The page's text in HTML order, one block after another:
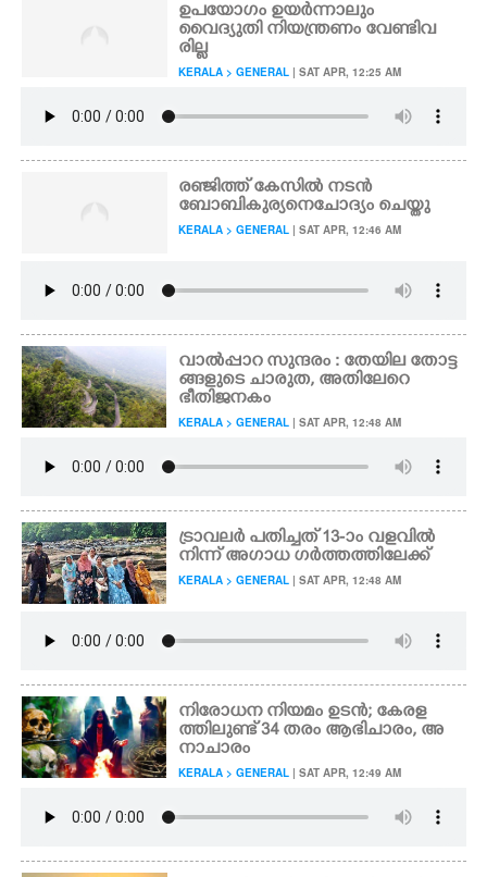
ഉപയോഗം ഉയർന്നാലും
വൈദ്യുതി നിയന്ത്രണം വേണ്ടിവ
രില്ല
KERALA > GENERAL | SAT APR, 12:25 AM
രഞ്ജിത്ത് കേസിൽ നടൻ
ബോബി കുര്യനെ ചോദ്യം ചെയ്തു
KERALA > GENERAL | SAT APR, 12:46 AM
വാൽപ്പാറ സുന്ദരം : തേയില തോട്ട
ങ്ങളുടെ ചാരുത, അതിലേറെ
ഭീതിജനകം
KERALA > GENERAL | SAT APR, 12:48 AM
ട്രാവലർ പതിച്ചത് 13-ാം വളവിൽ
നിന്ന് അഗാധ ഗർത്തത്തിലേക്ക്
KERALA > GENERAL | SAT APR, 12:48 AM
നിരോധന നിയമം ഉടൻ; കേരള
ത്തിലുണ്ട് 34 തരം ആഭിചാരം, അ
നാചാരം
KERALA > GENERAL | SAT APR, 12:49 AM